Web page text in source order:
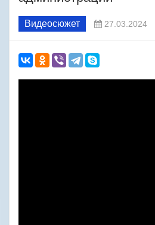
Видеосюжет 27.03.2024